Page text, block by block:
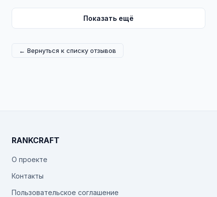
Показать ещё
← Вернуться к списку отзывов
RANKCRAFT
О проекте
Контакты
Пользовательское соглашение